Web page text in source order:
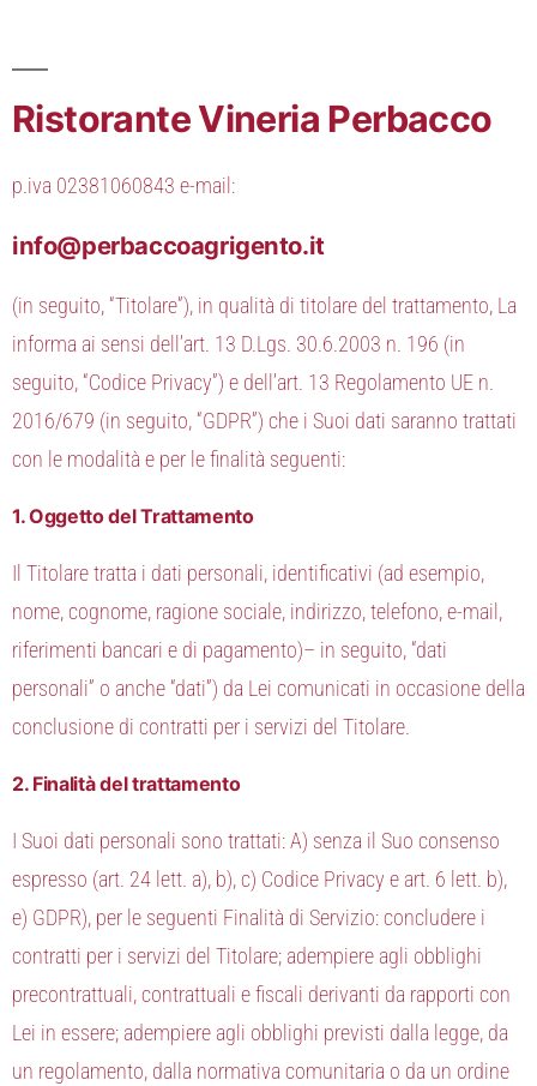
Ristorante Vineria Perbacco
p.iva 02381060843 e-mail:
info@perbaccoagrigento.it
(in seguito, “Titolare”), in qualità di titolare del trattamento, La
informa ai sensi dell’art. 13 D.Lgs. 30.6.2003 n. 196 (in
seguito, “Codice Privacy”) e dell’art. 13 Regolamento UE n.
2016/679 (in seguito, “GDPR”) che i Suoi dati saranno trattati
con le modalità e per le finalità seguenti:
1. Oggetto del Trattamento
Il Titolare tratta i dati personali, identificativi (ad esempio,
nome, cognome, ragione sociale, indirizzo, telefono, e-mail,
riferimenti bancari e di pagamento)– in seguito, “dati
personali” o anche “dati”) da Lei comunicati in occasione della
conclusione di contratti per i servizi del Titolare.
2. Finalità del trattamento
I Suoi dati personali sono trattati: A) senza il Suo consenso
espresso (art. 24 lett. a), b), c) Codice Privacy e art. 6 lett. b),
e) GDPR), per le seguenti Finalità di Servizio: concludere i
contratti per i servizi del Titolare; adempiere agli obblighi
precontrattuali, contrattuali e fiscali derivanti da rapporti con
Lei in essere; adempiere agli obblighi previsti dalla legge, da
un regolamento, dalla normativa comunitaria o da un ordine